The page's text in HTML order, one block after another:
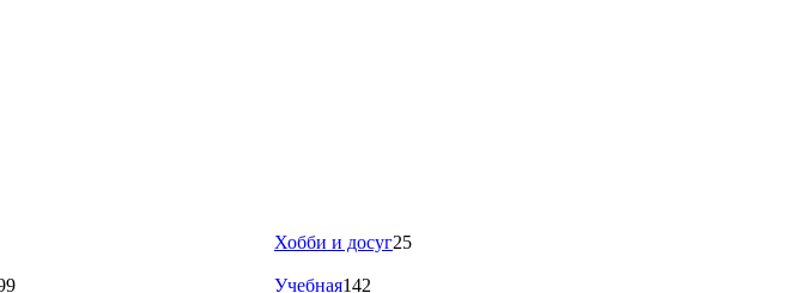
Хобби и досуг25
Учебная142